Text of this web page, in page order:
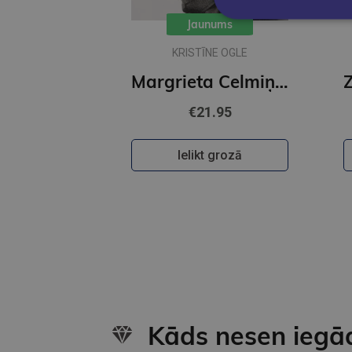
Jaunums
KRISTĪNE OGLE
Margrieta Celmiņa. Gleznotājas dzīvesstāsts Latvijas vēstures krustcelēs
€21.95
Ielikt grozā
Kāds nesen